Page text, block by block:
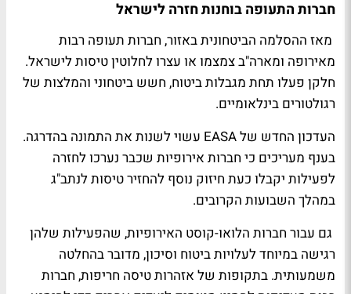
חברות התעופה בוחנות חזרה לישראל
מאז ההסלמה הביטחונית באזור, חברות תעופה רבות
מאירופה ומארה"ב צמצמו או עצרו לחלוטין טיסות לישראל.
חלקן פעלו תחת מגבלות ביטוח, חשש ביטחוני והמלצות של
רגולטורים בינלאומיים.
העדכון החדש של EASA עשוי לשנות את התמונה בהדרגה.
בענף מעריכים כי חברות אירופיות שכבר נערכו לחזרה
לפעילות יקבלו כעת חיזוק נוסף להחזיר טיסות לנתב"ג
במהלך השבועות הקרובים.
גם עבור חברות הלואו-קוסט האירופיות, שהפעילות שלהן
רגישה במיוחד לעלויות ביטוח וסיכון, מדובר בהחלטה
משמעותית. בתקופות של אזהרות טיסה חריפות, חברות